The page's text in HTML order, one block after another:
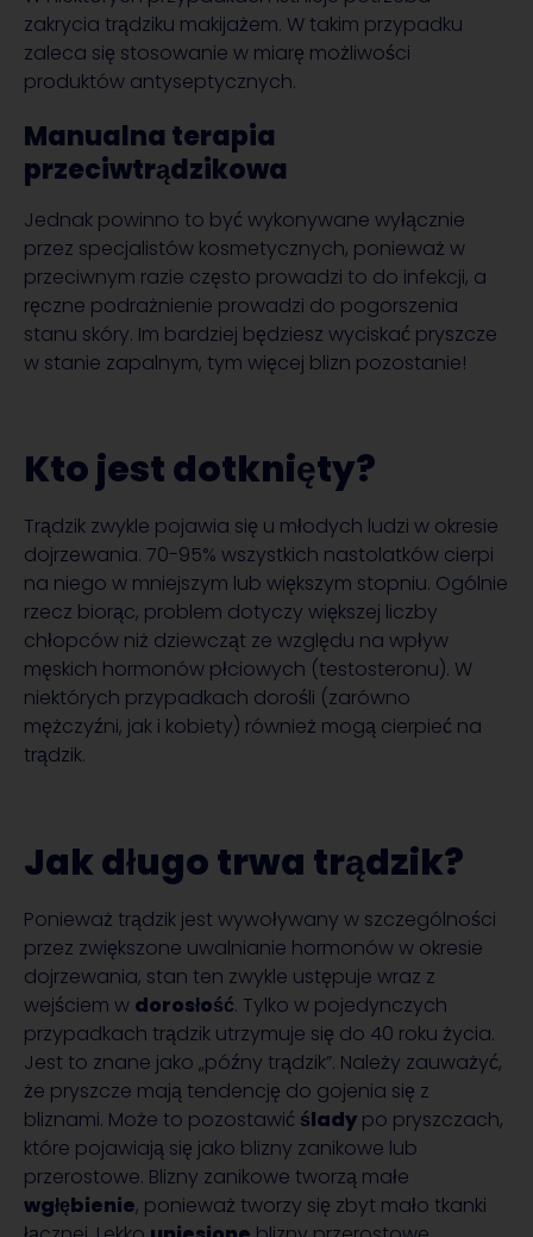
zakrycia trądziku makijażem. W takim przypadku
zaleca się stosowanie w miarę możliwości
produktów antyseptycznych.
Manualna terapia
przeciwtrądzikowa
Jednak powinno to być wykonywane wyłącznie
przez specjalistów kosmetycznych, ponieważ w
przeciwnym razie często prowadzi to do infekcji, a
ręczne podrażnienie prowadzi do pogorszenia
stanu skóry. Im bardziej będziesz wyciskać pryszcze
w stanie zapalnym, tym więcej blizn pozostanie!
Kto jest dotknięty?
Trądzik zwykle pojawia się u młodych ludzi w okresie
dojrzewania. 70-95% wszystkich nastolatków cierpi
na niego w mniejszym lub większym stopniu. Ogólnie
rzecz biorąc, problem dotyczy większej liczby
chłopców niż dziewcząt ze względu na wpływ
męskich hormonów płciowych (testosteronu). W
niektórych przypadkach dorośli (zarówno
mężczyźni, jak i kobiety) również mogą cierpieć na
trądzik.
Jak długo trwa trądzik?
Ponieważ trądzik jest wywoływany w szczególności
przez zwiększone uwalnianie hormonów w okresie
dojrzewania, stan ten zwykle ustępuje wraz z
wejściem w dorosłość. Tylko w pojedynczych
przypadkach trądzik utrzymuje się do 40 roku życia.
Jest to znane jako „późny trądzik”. Należy zauważyć,
że pryszcze mają tendencję do gojenia się z
bliznami. Może to pozostawić ślady po pryszczach,
które pojawiają się jako blizny zanikowe lub
przerostowe. Blizny zanikowe tworzą małe
wgłębienie, ponieważ tworzy się zbyt mało tkanki